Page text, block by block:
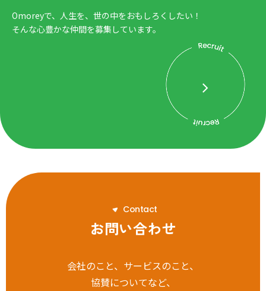
Omoreyで、人生を、世の中をおもしろくしたい！
そんな心豊かな仲間を募集しています。
Contact
お問い合わせ
会社のこと、サービスのこと、
協賛についてなど、